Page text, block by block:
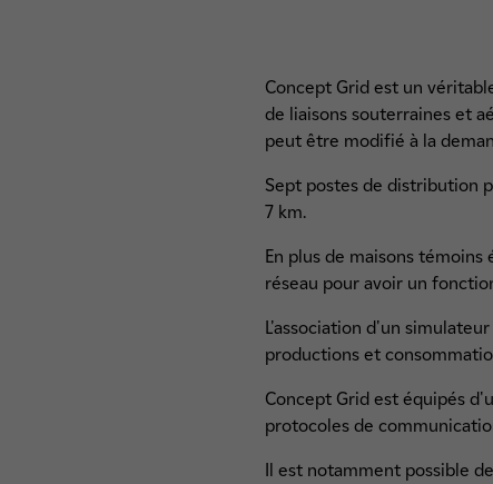
Concept Grid est un
de liaisons souterraines et
peut être modifié à la
Sept postes de distribution
7 km.
En plus de maisons
réseau pour avoir un
L'association d'un
productions et
Concept Grid est équipés
protocoles de
Il est notamment possible